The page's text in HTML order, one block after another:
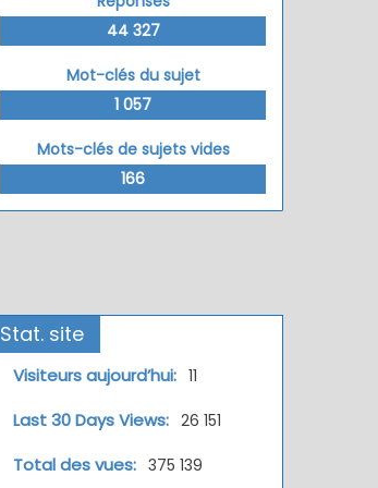
44 327
Mot-clés du sujet
1 057
Mots-clés de sujets vides
166
Stat. site
Visiteurs aujourd’hui: 11
Last 30 Days Views: 26 151
Total des vues: 375 139